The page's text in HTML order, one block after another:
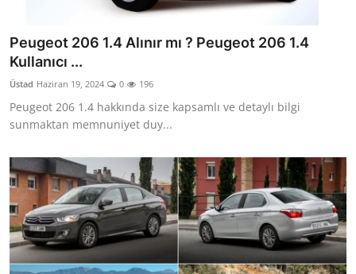
Peugeot 206 1.4 Alınır mı ? Peugeot 206 1.4
Kullanıcı ...
Üstad Haziran 19, 2024 0 196
Peugeot 206 1.4 hakkında size kapsamlı ve detaylı bilgi
sunmaktan memnuniyet duy...